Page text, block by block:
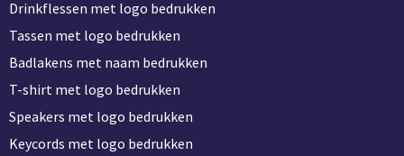
Drinkflessen met logo bedrukken
Tassen met logo bedrukken
Badlakens met naam bedrukken
T-shirt met logo bedrukken
Speakers met logo bedrukken
Keycords met logo bedrukken